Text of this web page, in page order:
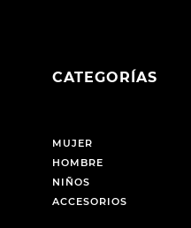
CATEGORÍAS
MUJER
HOMBRE
NIÑOS
ACCESORIOS